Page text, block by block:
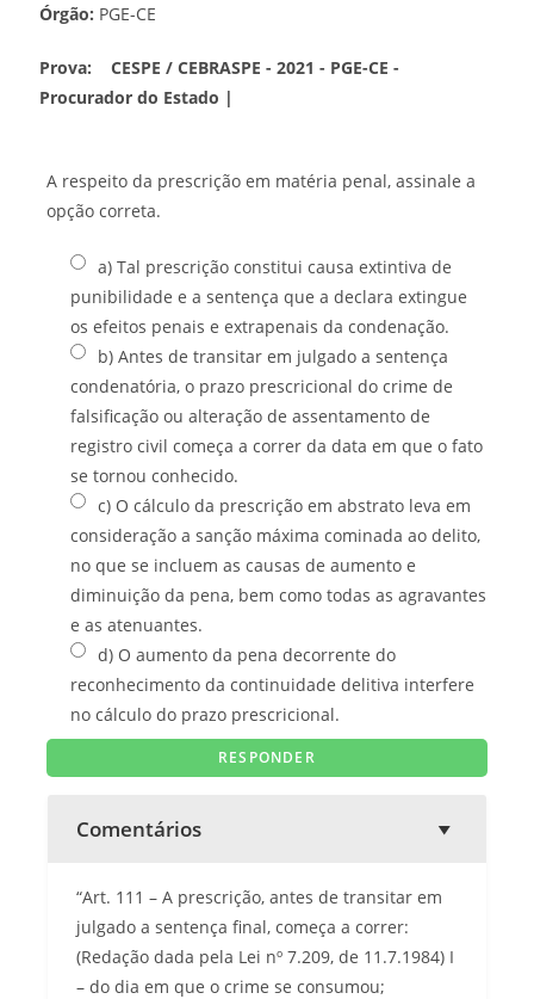
Órgão: PGE-CE
Prova:
CESPE / CEBRASPE - 2021 - PGE-CE -
Procurador do Estado |
A respeito da prescrição em matéria penal, assinale a
opção correta.
a) Tal prescrição constitui causa extintiva de
punibilidade e a sentença que a declara extingue
os efeitos penais e extrapenais da condenação.
b) Antes de transitar em julgado a sentença
condenatória, o prazo prescricional do crime de
falsificação ou alteração de assentamento de
registro civil começa a correr da data em que o fato
se tornou conhecido.
c) O cálculo da prescrição em abstrato leva em
consideração a sanção máxima cominada ao delito,
no que se incluem as causas de aumento e
diminuição da pena, bem como todas as agravantes
e as atenuantes.
d) O aumento da pena decorrente do
reconhecimento da continuidade delitiva interfere
no cálculo do prazo prescricional.
Comentários
“Art. 111 – A prescrição, antes de transitar em
julgado a sentença final, começa a correr:
(Redação dada pela Lei nº 7.209, de 11.7.1984) I
– do dia em que o crime se consumou;